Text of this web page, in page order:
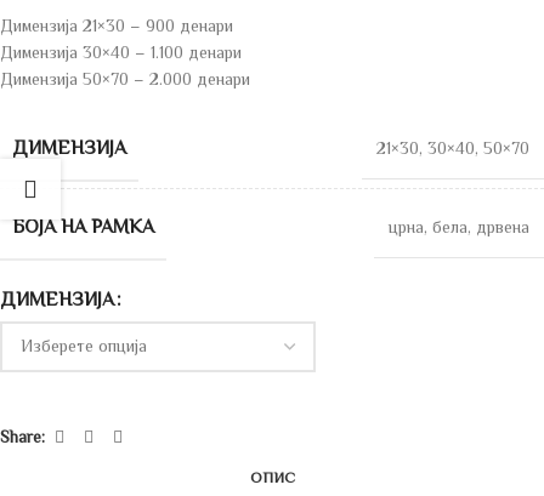
Димензија 21×30 – 900 денари
Димензија 30×40 – 1.100 денари
Димензија 50×70 – 2.000 денари
ДИМЕНЗИЈА 21×30, 30×40, 50×70
БОЈА НА РАМКА црна, бела, дрвена
ДИМЕНЗИЈА
Share:
ОПИС